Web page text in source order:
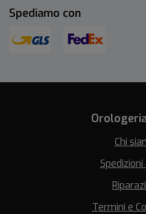
Spediamo con
Chi
Spedizioni
Termini e